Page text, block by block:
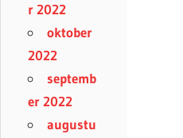
r 2022
oktober
2022
septemb
er 2022
augustu